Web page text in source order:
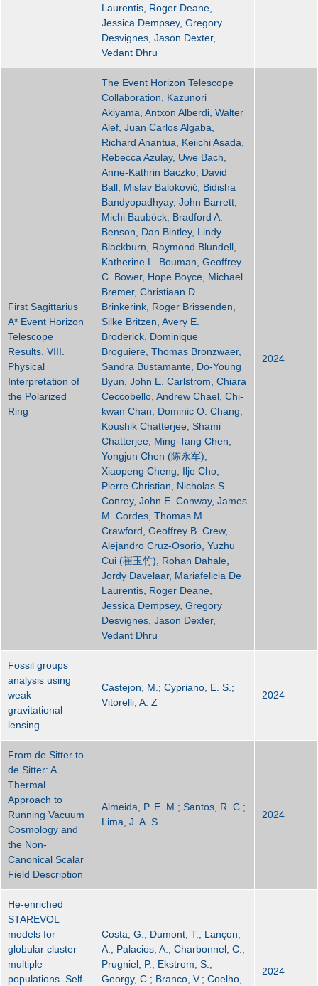
Laurentis, Roger Deane,
Jessica Dempsey, Gregory
Desvignes, Jason Dexter,
Vedant Dhru
First Sagittarius
A* Event Horizon
Telescope
Results. VIII.
Physical
Interpretation of
the Polarized
Ring
The Event Horizon Telescope
Collaboration, Kazunori
Akiyama, Antxon Alberdi, Walter
Alef, Juan Carlos Algaba,
Richard Anantua, Keiichi Asada,
Rebecca Azulay, Uwe Bach,
Anne-Kathrin Baczko, David
Ball, Mislav Baloković, Bidisha
Bandyopadhyay, John Barrett,
Michi Bauböck, Bradford A.
Benson, Dan Bintley, Lindy
Blackburn, Raymond Blundell,
Katherine L. Bouman, Geoffrey
C. Bower, Hope Boyce, Michael
Bremer, Christiaan D.
Brinkerink, Roger Brissenden,
Silke Britzen, Avery E.
Broderick, Dominique
Broguiere, Thomas Bronzwaer,
Sandra Bustamante, Do-Young
Byun, John E. Carlstrom, Chiara
Ceccobello, Andrew Chael, Chi-
kwan Chan, Dominic O. Chang,
Koushik Chatterjee, Shami
Chatterjee, Ming-Tang Chen,
Yongjun Chen (陈永军),
Xiaopeng Cheng, Ilje Cho,
Pierre Christian, Nicholas S.
Conroy, John E. Conway, James
M. Cordes, Thomas M.
Crawford, Geoffrey B. Crew,
Alejandro Cruz-Osorio, Yuzhu
Cui (崔玉竹), Rohan Dahale,
Jordy Davelaar, Mariafelicia De
Laurentis, Roger Deane,
Jessica Dempsey, Gregory
Desvignes, Jason Dexter,
Vedant Dhru
2024
Fossil groups
analysis using
weak
gravitational
lensing.
Castejon, M.; Cypriano, E. S.;
Vitorelli, A. Z
2024
From de Sitter to
de Sitter: A
Thermal
Approach to
Running Vacuum
Cosmology and
the Non-
Canonical Scalar
Field Description
Almeida, P. E. M.; Santos, R. C.;
Lima, J. A. S.
2024
He-enriched
STAREVOL
models for
globular cluster
multiple
populations. Self-
Costa, G.; Dumont, T.; Lançon,
A.; Palacios, A.; Charbonnel, C.;
Prugniel, P.; Ekstrom, S.;
Georgy, C.; Branco, V.; Coelho,
2024